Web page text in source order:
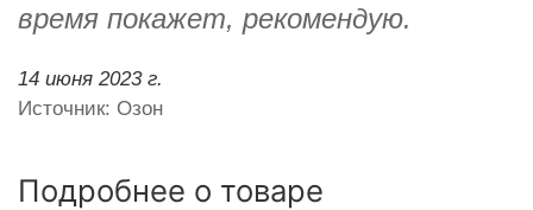
время покажет, рекомендую.
14 июня 2023 г.
Источник: Озон
Подробнее о товаре